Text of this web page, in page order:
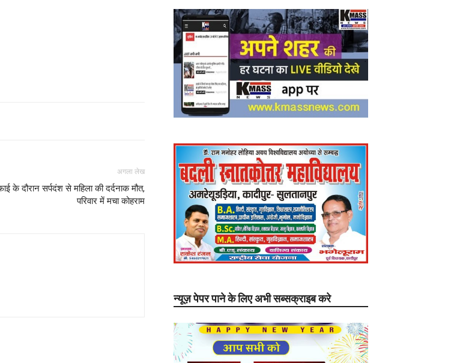
अगला लेख
के दौरान सर्पदंश से महिला की दर्दनाक मौत,
परिवार में मचा कोहराम
न्यूज़ पेपर पाने के लिए अभी सब्सक्राइब करे